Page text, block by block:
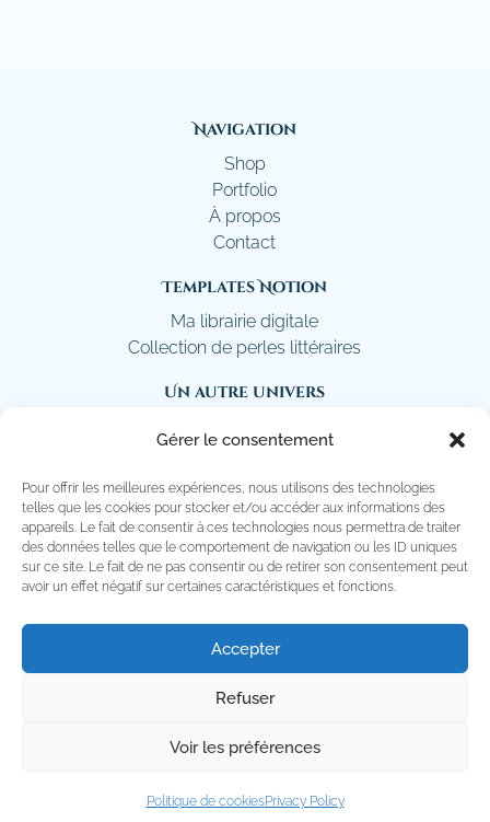
Gérer le consentement
Pour offrir les meilleures expériences, nous utilisons des technologies
telles que les cookies pour stocker et/ou accéder aux informations des
appareils. Le fait de consentir à ces technologies nous permettra de traiter
des données telles que le comportement de navigation ou les ID uniques
sur ce site. Le fait de ne pas consentir ou de retirer son consentement peut
avoir un effet négatif sur certaines caractéristiques et fonctions.
Accepter
Refuser
Voir les préférences
Politique de cookiesPrivacy Policy
Navigation
Shop
Portfolio
À propos
Contact
Templates Notion
Ma librairie digitale
Collection de perles littéraires
Un autre univers
Suivre
Espace client
Tous droits réservés © 2026 |Politique de